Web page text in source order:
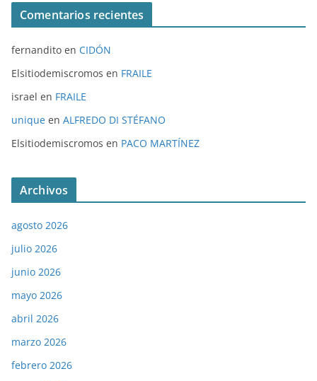
Comentarios recientes
fernandito en CIDÓN
Elsitiodemiscromos en FRAILE
israel en FRAILE
unique en ALFREDO DI STÉFANO
Elsitiodemiscromos en PACO MARTÍNEZ
Archivos
agosto 2026
julio 2026
junio 2026
mayo 2026
abril 2026
marzo 2026
febrero 2026